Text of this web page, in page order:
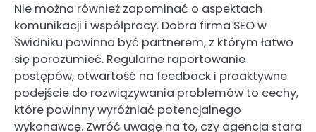
Nie można również zapominać o aspektach
komunikacji i współpracy. Dobra firma SEO w
Świdniku powinna być partnerem, z którym łatwo
się porozumieć. Regularne raportowanie
postępów, otwartość na feedback i proaktywne
podejście do rozwiązywania problemów to cechy,
które powinny wyróżniać potencjalnego
wykonawcę. Zwróć uwagę na to, czy agencja stara